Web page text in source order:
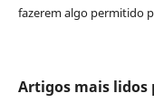
fazerem algo permitido
Artigos mais lidos